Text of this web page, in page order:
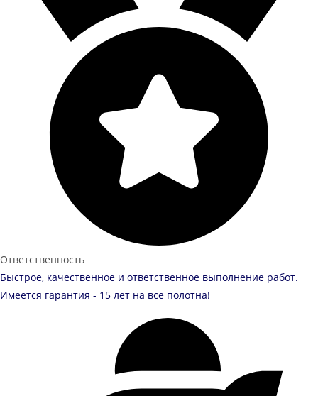
Ответственность
Быстрое, качественное и ответственное выполнение работ.
Имеется гарантия - 15 лет на все полотна!